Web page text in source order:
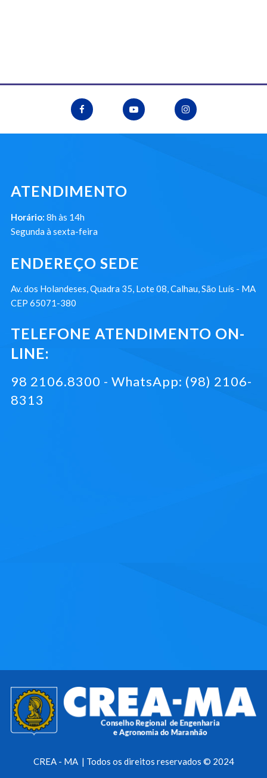
ATENDIMENTO
Horário: 8h às 14h
Segunda à sexta-feira
ENDEREÇO SEDE
Av. dos Holandeses, Quadra 35, Lote 08, Calhau, São Luís - MA
CEP 65071-380
TELEFONE ATENDIMENTO ON-
LINE:
98 2106.8300 - WhatsApp: (98) 2106-
8313
CREA - MA | Todos os direitos reservados © 2024